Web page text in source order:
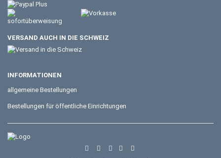
VERSAND AUCH IN DIE SCHWEIZ
INFORMATIONEN
allgemeine Bestellungen
Bestellungen für öffentliche Einrichtungen